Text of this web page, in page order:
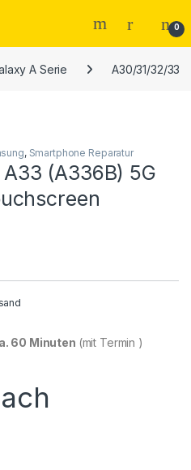
0
A Serie A30/31/32/33
, Smartphone Reparatur
(A336B) 5G
60 Minuten (mit Termin )